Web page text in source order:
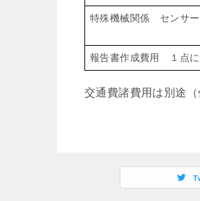
特殊機械関係 センサ
報告書作成費用 １点に
交通費諸費用は別途